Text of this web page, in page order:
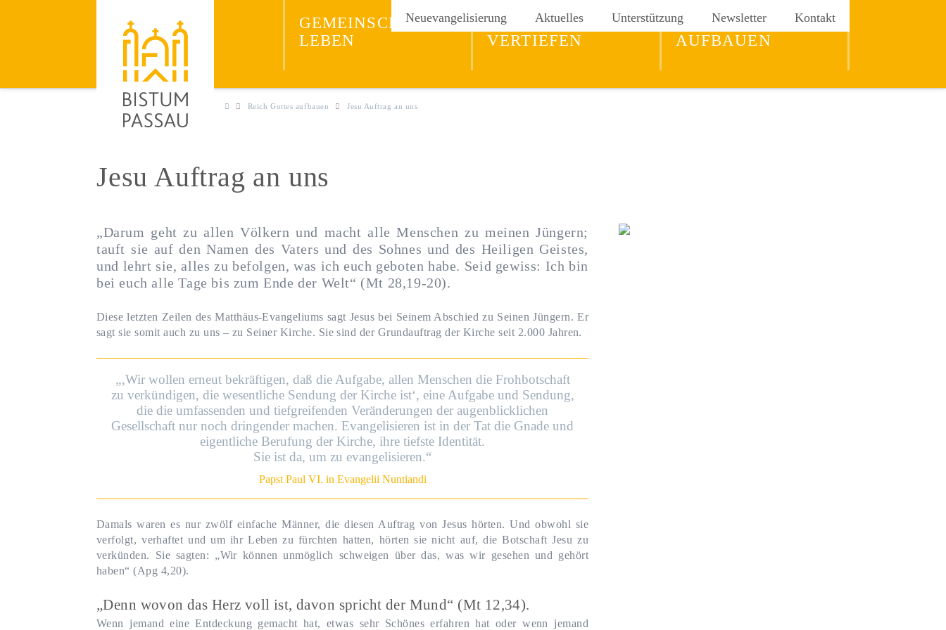
Neuevangelisierung Aktuelles Unterstützung Newsletter Kontakt
Neuevangelisierung
JESUS
ENTDECKEN
GEMEINSCHAFT
LEBEN
GLAUBEN
VERTIEFEN
REICH GOTTES
AUFBAUEN
Reich Gottes aufbauen Jesu Auftrag an uns
Jesu Auftrag an uns
„Darum geht zu allen Völkern und macht alle Menschen zu meinen Jüngern;
tauft sie auf den Namen des Vaters und des Sohnes und des Heiligen Geistes,
und lehrt sie, alles zu befolgen, was ich euch geboten habe. Seid gewiss: Ich bin
bei euch alle Tage bis zum Ende der Welt“ (Mt 28,19-20).
Diese letzten Zeilen des Matthäus-Evangeliums sagt Jesus bei Seinem Abschied zu Seinen Jüngern. Er
sagt sie somit auch zu uns – zu Seiner Kirche. Sie sind der Grundauftrag der Kirche seit 2.000 Jahren.
„‚Wir wollen erneut bekräftigen, daß die Aufgabe, allen Menschen die Frohbotschaft
zu verkündigen, die wesentliche Sendung der Kirche ist‘, eine Aufgabe und Sendung,
die die umfassenden und tiefgreifenden Veränderungen der augenblicklichen
Gesellschaft nur noch dringender machen. Evangelisieren ist in der Tat die Gnade und
eigentliche Berufung der Kirche, ihre tiefste Identität.
Sie ist da, um zu evangelisieren.“
Papst Paul VI. in Evangelii Nuntiandi
Damals waren es nur zwölf einfache Männer, die diesen Auftrag von Jesus hörten. Und obwohl sie
verfolgt, verhaftet und um ihr Leben zu fürchten hatten, hörten sie nicht auf, die Botschaft Jesu zu
verkünden. Sie sagten: „Wir können unmöglich schweigen über das, was wir gesehen und gehört
haben“ (Apg 4,20).
„Denn wovon das Herz voll ist, davon spricht der Mund“ (Mt 12,34).
Wenn jemand eine Entdeckung gemacht hat, etwas sehr Schönes erfahren hat oder wenn jemand